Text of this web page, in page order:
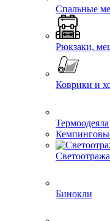
Спальные
Рюкзаки,
Коврики и
Термоодеяла
Бинокли